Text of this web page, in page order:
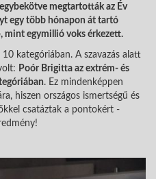
megtartották az Év
egy több hónapon át tartó
mint egymillió voks érkezett.
kategóriában. A szavazás alatt
Poór Brigitta az extrém- és
. Ez mindenképpen
hiszen országos ismertségű és
csatáztak a pontokért -